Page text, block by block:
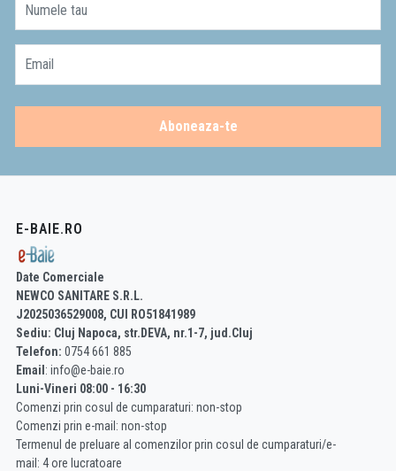
Numele tau
Email
Aboneaza-te
E-BAIE.RO
Date Comerciale
NEWCO SANITARE S.R.L.
J2025036529008, CUI RO51841989
Sediu: Cluj Napoca, str.DEVA, nr.1-7, jud.Cluj
Telefon: 0754 661 885
Email : info@e-baie.ro
Luni-Vineri 08:00 - 16:30
Comenzi prin cosul de cumparaturi: non-stop
Comenzi prin e-mail: non-stop
Termenul de preluare al comenzilor prin cosul de cumparaturi/e-
mail: 4 ore lucratoare